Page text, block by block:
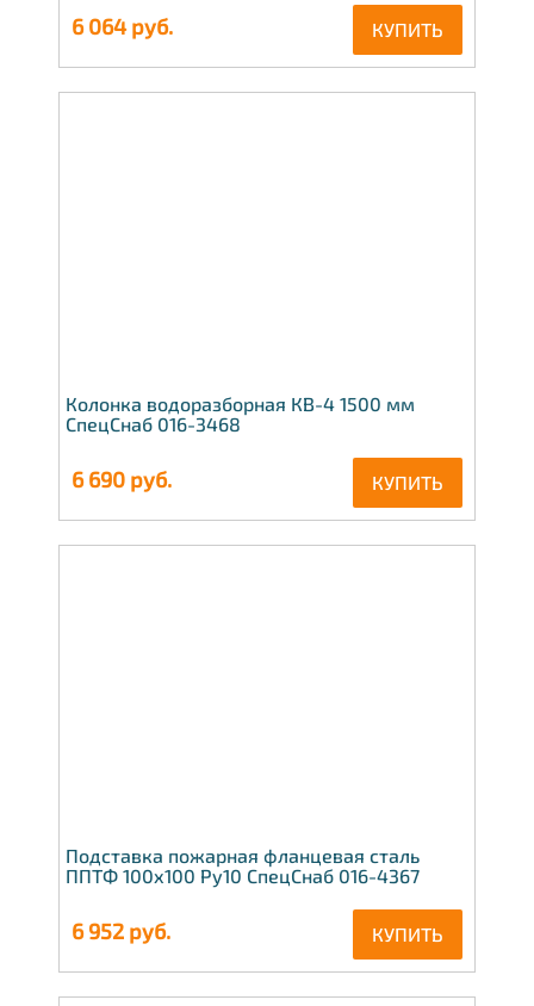
6 064руб. КУПИТЬ
Колонка водоразборная КВ-4 1500 мм
СпецСнаб 016-3468
6 690 руб. КУПИТЬ
Подставка пожарная фланцевая сталь
ППТФ 100x100 Ру10 СпецСнаб 016-4367
6 952 руб. КУПИТЬ